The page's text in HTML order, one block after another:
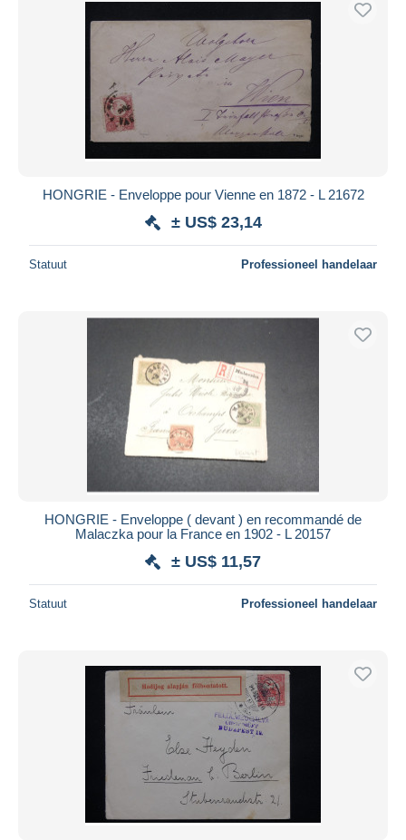
HONGRIE - Enveloppe pour Vienne en 1872 - L 21672
± US$ 23,14
Statuut Professioneel handelaar
HONGRIE - Enveloppe ( devant ) en recommandé de
Malaczka pour la France en 1902 - L 20157
± US$ 11,57
Statuut Professioneel handelaar